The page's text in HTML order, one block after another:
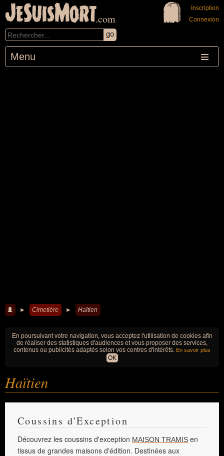
JeSuisMort.com
Menu
Inscription
Connexion
► Cimetière ► Haïtien
En poursuivant votre navigation, vous acceptez l'utilisation de cookies afin
de réaliser des statistiques d'audiences et vous proposer des services,
contenus ou publicités adaptés selon vos centres d'intérêts. En savoir plus
OK
Haïtien
Coussins d'Exception
Découvrez les coussins d'exception MAISON TRAMIS en
tissus de grandes maisons d'édition. Destinées aux